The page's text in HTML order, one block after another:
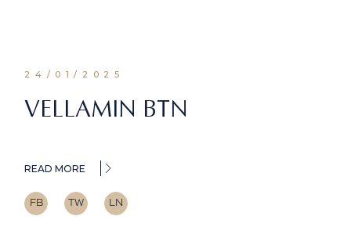
24/01/2025
VELLAMIN BTN
READ MORE
FB TW LN